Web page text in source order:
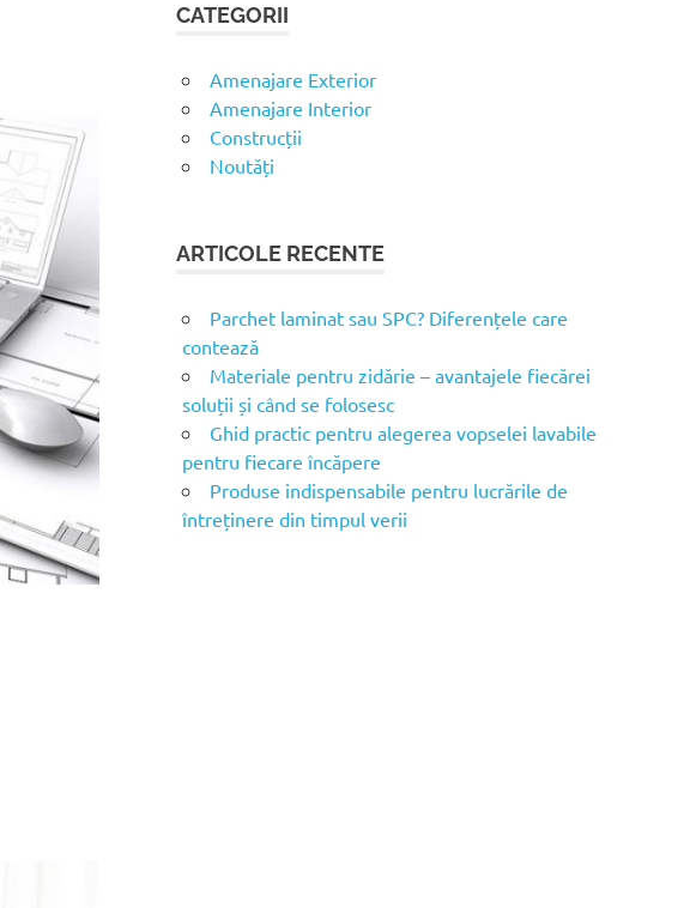
ă
u
p
ă
:
CATEGORII
Amenajare Exterior
Amenajare Interior
Construcții
Noutăți
ARTICOLE RECENTE
Parchet laminat sau SPC? Diferențele care
contează
Materiale pentru zidărie – avantajele fiecărei
soluții și când se folosesc
Ghid practic pentru alegerea vopselei lavabile
pentru fiecare încăpere
Produse indispensabile pentru lucrările de
întreținere din timpul verii